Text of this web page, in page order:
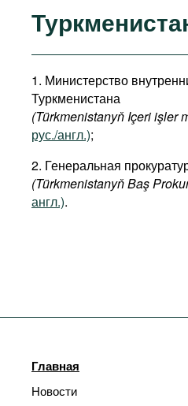
1. Министерство
Туркменистана
(Türkmenistanyň Içeri işler
рус./англ.);
2. Генеральная
(Türkmenistanyň Baş
англ.).
Главная
Новости